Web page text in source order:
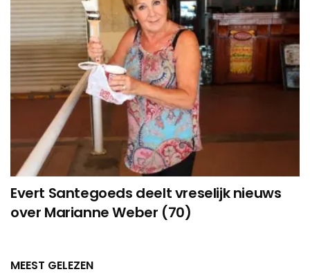
Evert Santegoeds deelt vreselijk nieuws
over Marianne Weber (70)
MEEST GELEZEN